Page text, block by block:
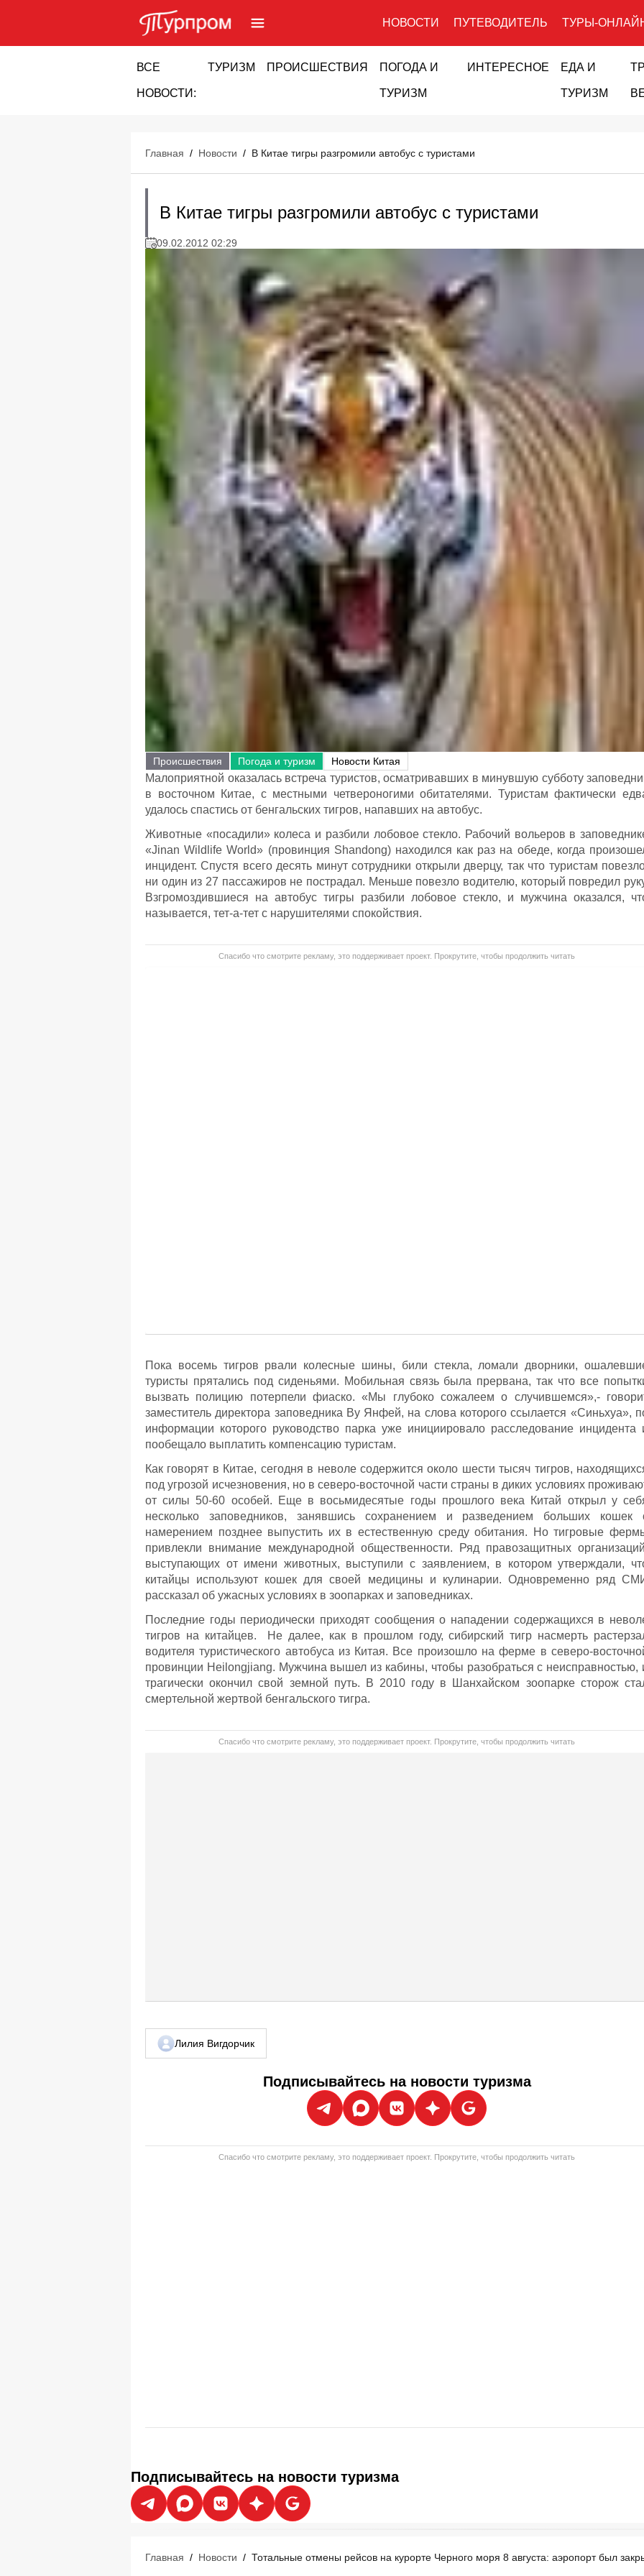
НОВОСТИ ПУТЕВОДИТЕЛЬ ТУРЫ-
ВСЕ
НОВОСТИ:
ТУРИЗМ ПРОИСШЕСТВИЯ ПОГОДА И
ТУРИЗМ
ИНТЕРЕСНОЕ ЕДА И
ТУРИЗМ
Главная / Новости / В Китае тигры разгромили автобус с туристами
В Китае тигры разгромили автобус с туристами
09.02.2012 02:29
Происшествия Погода и туризм Новости Китая
Малоприятной оказалась встреча туристов, осматривавших в минувшую субботу
в восточном Китае, с местными четвероногими обитателями. Туристам фактически
удалось спастись от бенгальских тигров, напавших на автобус.
Животные «посадили» колеса и разбили лобовое стекло. Рабочий вольеров в
«Jinan Wildlife World» (провинция Shandong) находился как раз на обеде, когда
инцидент. Спустя всего десять минут сотрудники открыли дверцу, так что туристам
ни один из 27 пассажиров не пострадал. Меньше повезло водителю, который повредил
Взгромоздившиеся на автобус тигры разбили лобовое стекло, и мужчина оказался,
называется, тет-а-тет с нарушителями спокойствия.
Спасибо что смотрите рекламу, это поддерживает проект. Прокрутите, чтобы продолжить читать
Пока восемь тигров рвали колесные шины, били стекла, ломали дворники,
туристы прятались под сиденьями. Мобильная связь была прервана, так что все
вызвать полицию потерпели фиаско. «Мы глубоко сожалеем о случившемся»,-
заместитель директора заповедника Ву Янфей, на слова которого ссылается «Синьхуа»,
информации которого руководство парка уже инициировало расследование инцидента
пообещало выплатить компенсацию туристам.
Как говорят в Китае, сегодня в неволе содержится около шести тысяч тигров,
под угрозой исчезновения, но в северо-восточной части страны в диких условиях
от силы 50-60 особей. Еще в восьмидесятые годы прошлого века Китай открыл у
несколько заповедников, занявшись сохранением и разведением больших кошек
намерением позднее выпустить их в естественную среду обитания. Но тигровые
привлекли внимание международной общественности. Ряд правозащитных
выступающих от имени животных, выступили с заявлением, в котором утверждали,
китайцы используют кошек для своей медицины и кулинарии. Одновременно ряд
рассказал об ужасных условиях в зоопарках и заповедниках.
Последние годы периодически приходят сообщения о нападении содержащихся в
тигров на китайцев. Не далее, как в прошлом году, сибирский тигр насмерть
водителя туристического автобуса из Китая. Все произошло на ферме в северо-
провинции Heilongjiang. Мужчина вышел из кабины, чтобы разобраться с неисправностью,
трагически окончил свой земной путь. В 2010 году в Шанхайском зоопарке сторож
смертельной жертвой бенгальского тигра.
Спасибо что смотрите рекламу, это поддерживает проект. Прокрутите, чтобы продолжить читать
Лилия Вигдорчик
Подписывайтесь на новости туризма
Спасибо что смотрите рекламу, это поддерживает проект. Прокрутите, чтобы продолжить читать
Подписывайтесь на новости туризма
Главная / Новости / Тотальные отмены рейсов на курорте Черного моря 8 августа: аэропорт был